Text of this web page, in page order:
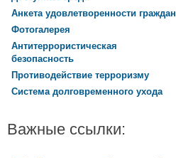
Анкета удовлетворенности граждан
Фотогалерея
Антитеррористическая
безопасность
Противодействие терроризму
Система долговременного ухода
Важные ссылки: